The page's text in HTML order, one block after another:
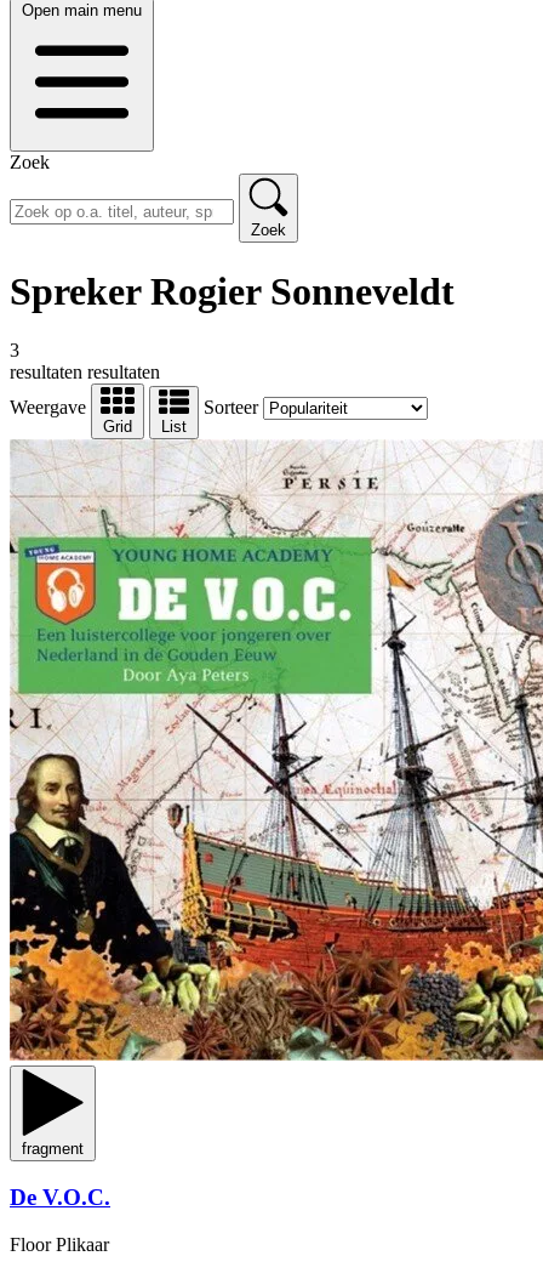
Open main menu
Zoek
Zoek
Spreker Rogier Sonneveldt
3
resultaten resultaten
Weergave
Grid List
Sorteer
fragment
De V.O.C.
Floor Plikaar